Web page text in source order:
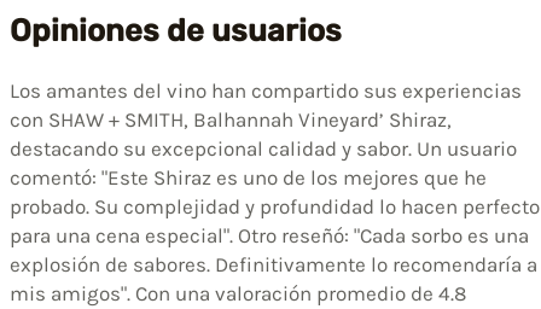
Opiniones de usuarios
Los amantes del vino han compartido sus experiencias
con SHAW + SMITH, Balhannah Vineyard’ Shiraz,
destacando su excepcional calidad y sabor. Un usuario
comentó: "Este Shiraz es uno de los mejores que he
probado. Su complejidad y profundidad lo hacen perfecto
para una cena especial". Otro reseñó: "Cada sorbo es una
explosión de sabores. Definitivamente lo recomendaría a
mis amigos". Con una valoración promedio de 4.8